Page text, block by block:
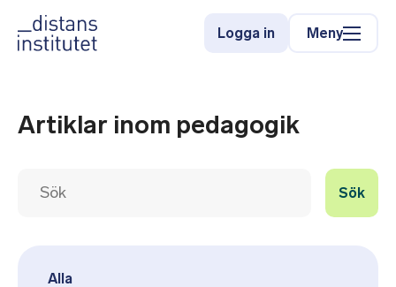
Logga in Meny
Artiklar inom pedagogik
Sök
Alla